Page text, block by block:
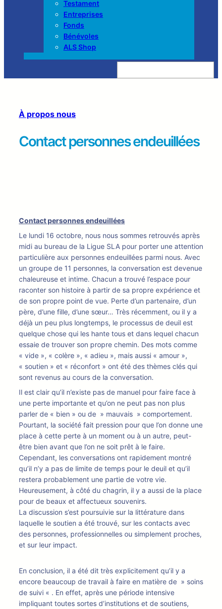
Testament
Entreprises
Fonds
Bénévoles
ALS Shop
Z
e
À propos nous
Contact personnes endeuillées
Contact personnes endeuillées
Le lundi 16 octobre, nous nous sommes retrouvés après
midi au bureau de la Ligue SLA pour porter une attention
particulière aux personnes endeuillées parmi nous. Avec
un groupe de 11 personnes, la conversation est devenue
chaleureuse et intime. Chacun a trouvé l’espace pour
raconter son histoire à partir de sa propre expérience et
de son propre point de vue. Perte d’un partenaire, d’un
père, d’une fille, d’une sœur… Très récemment, ou il y a
déjà un peu plus longtemps, le processus de deuil est
quelque chose qui les hante tous et dans lequel chacun
essaie de trouver son propre chemin. Des mots comme
« vide », « colère », « adieu », mais aussi « amour »,
« soutien » et « réconfort » ont été des thèmes clés qui
sont revenus au cours de la conversation.
Il est clair qu’il n’existe pas de manuel pour faire face à
une perte importante et qu’on ne peut pas non plus
parler de « bien » ou de » mauvais » comportement.
Pourtant, la société fait pression pour que l’on donne une
place à cette perte à un moment ou à un autre, peut-
être bien avant que l’on ne soit prêt à le faire.
Cependant, les conversations ont rapidement montré
qu’il n’y a pas de limite de temps pour le deuil et qu’il
restera probablement une partie de votre vie.
Heureusement, à côté du chagrin, il y a aussi de la place
pour de beaux et affectueux souvenirs.
La discussion s’est poursuivie sur la littérature dans
laquelle le soutien a été trouvé, sur les contacts avec
des personnes, professionnelles ou simplement proches,
et sur leur impact.
En conclusion, il a été dit très explicitement qu’il y a
encore beaucoup de travail à faire en matière de » soins
de suivi « . En effet, après une période intensive
impliquant toutes sortes d’institutions et de soutiens,